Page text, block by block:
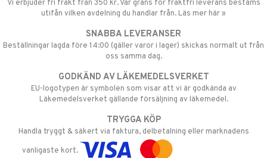
Vi erbjuder fri frakt från 350 kr. Vår gräns för fraktfri leverans bestäms
utifån vilken avdelning du handlar från. Läs mer här »
SNABBA LEVERANSER
Beställningar lagda före 14:00 (gäller varor i lager) skickas normalt ut från
oss samma dag.
GODKÄND AV LÄKEMEDELSVERKET
EU-logotypen är symbolen som visar att vi är godkända av
Läkemedelsverket gällande försäljning av läkemedel.
TRYGGA KÖP
Handla tryggt & säkert via faktura, delbetalning eller marknadens
vanligaste kort.